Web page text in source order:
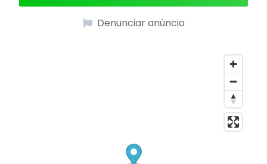
Denunciar anúncio